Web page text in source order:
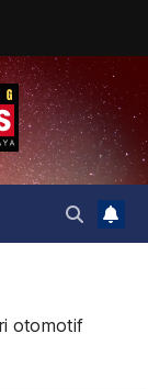
otomotif